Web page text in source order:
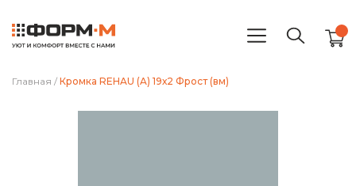
Главная / Кромка REHAU (A) 19х2 Фрост (вм)